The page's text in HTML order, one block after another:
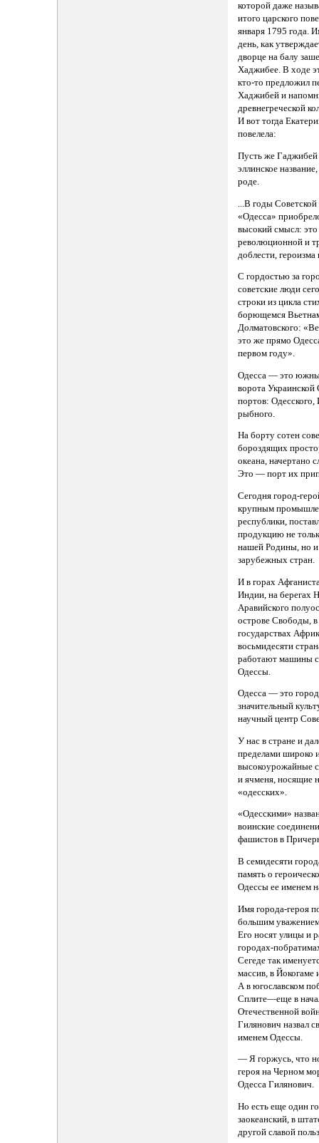
которой даже
итого царского
января 1795 года.
день, как
дворце на балу
Хаджибее. В ходе
кто-то предложил
Хаджибей и
древнегреческой
И вот тогда
повелела:
Пусть же Гаджибей
эллинское
роде.
...В годы
«Одесса»
высокий смысл:
революционной и
доблести,
С гордостью за
советские люди
строки из цикла
борющемся
Долматовского:
это же прямо
первом году».
Одесса — это
ворота Украинской
портов: Одесского,
рыбного.
На борту сотен
бороздящих
океана, начертано
Это — порт их
Сегодня город-
крупным
республики,
продукцию не
нашей Родины, но
зарубежных стран.
И в горах
Индии, на берегах
Аравийского
острове Свободы,
государствах
восьмидесяти
работают машины с
Одессы.
Одесса — это
значительный
научный центр
У нас в стране и
пределами широко
высокоурожайные
и ячменя, носящие
«одесских».
«Одесскими»
воинские
фашистов в
В семидесяти
память о
Одессы ее именем
Имя города-героя
большим
Его носят улицы и
городах-
Сегеде так
массив, в
А в югославском
Сплите—еще в
Отечественной
Гилянович назвал
именем Одессы.
— Я горжусь, что
героя на Черном
Одесса Гилянович.
Но есть еще один
заокеанский, в
другой славой